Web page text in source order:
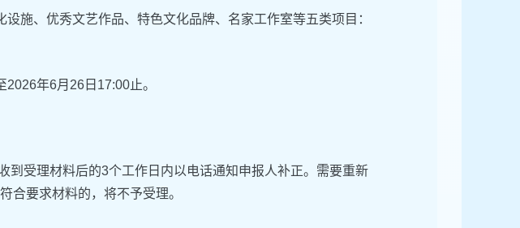
设施、优秀文艺作品、特色文化品牌、名家工作室等五类项目：
2026年6月26日17:00止。
到受理材料后的3个工作日内以电话通知申报人补正。需要重新
合要求材料的，将不予受理。